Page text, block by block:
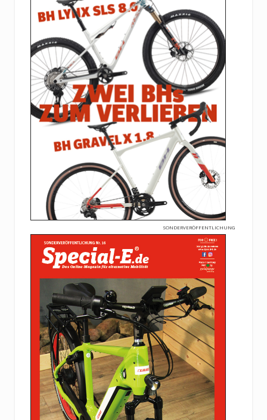
SONDERVERÖFFENTLICHUNG